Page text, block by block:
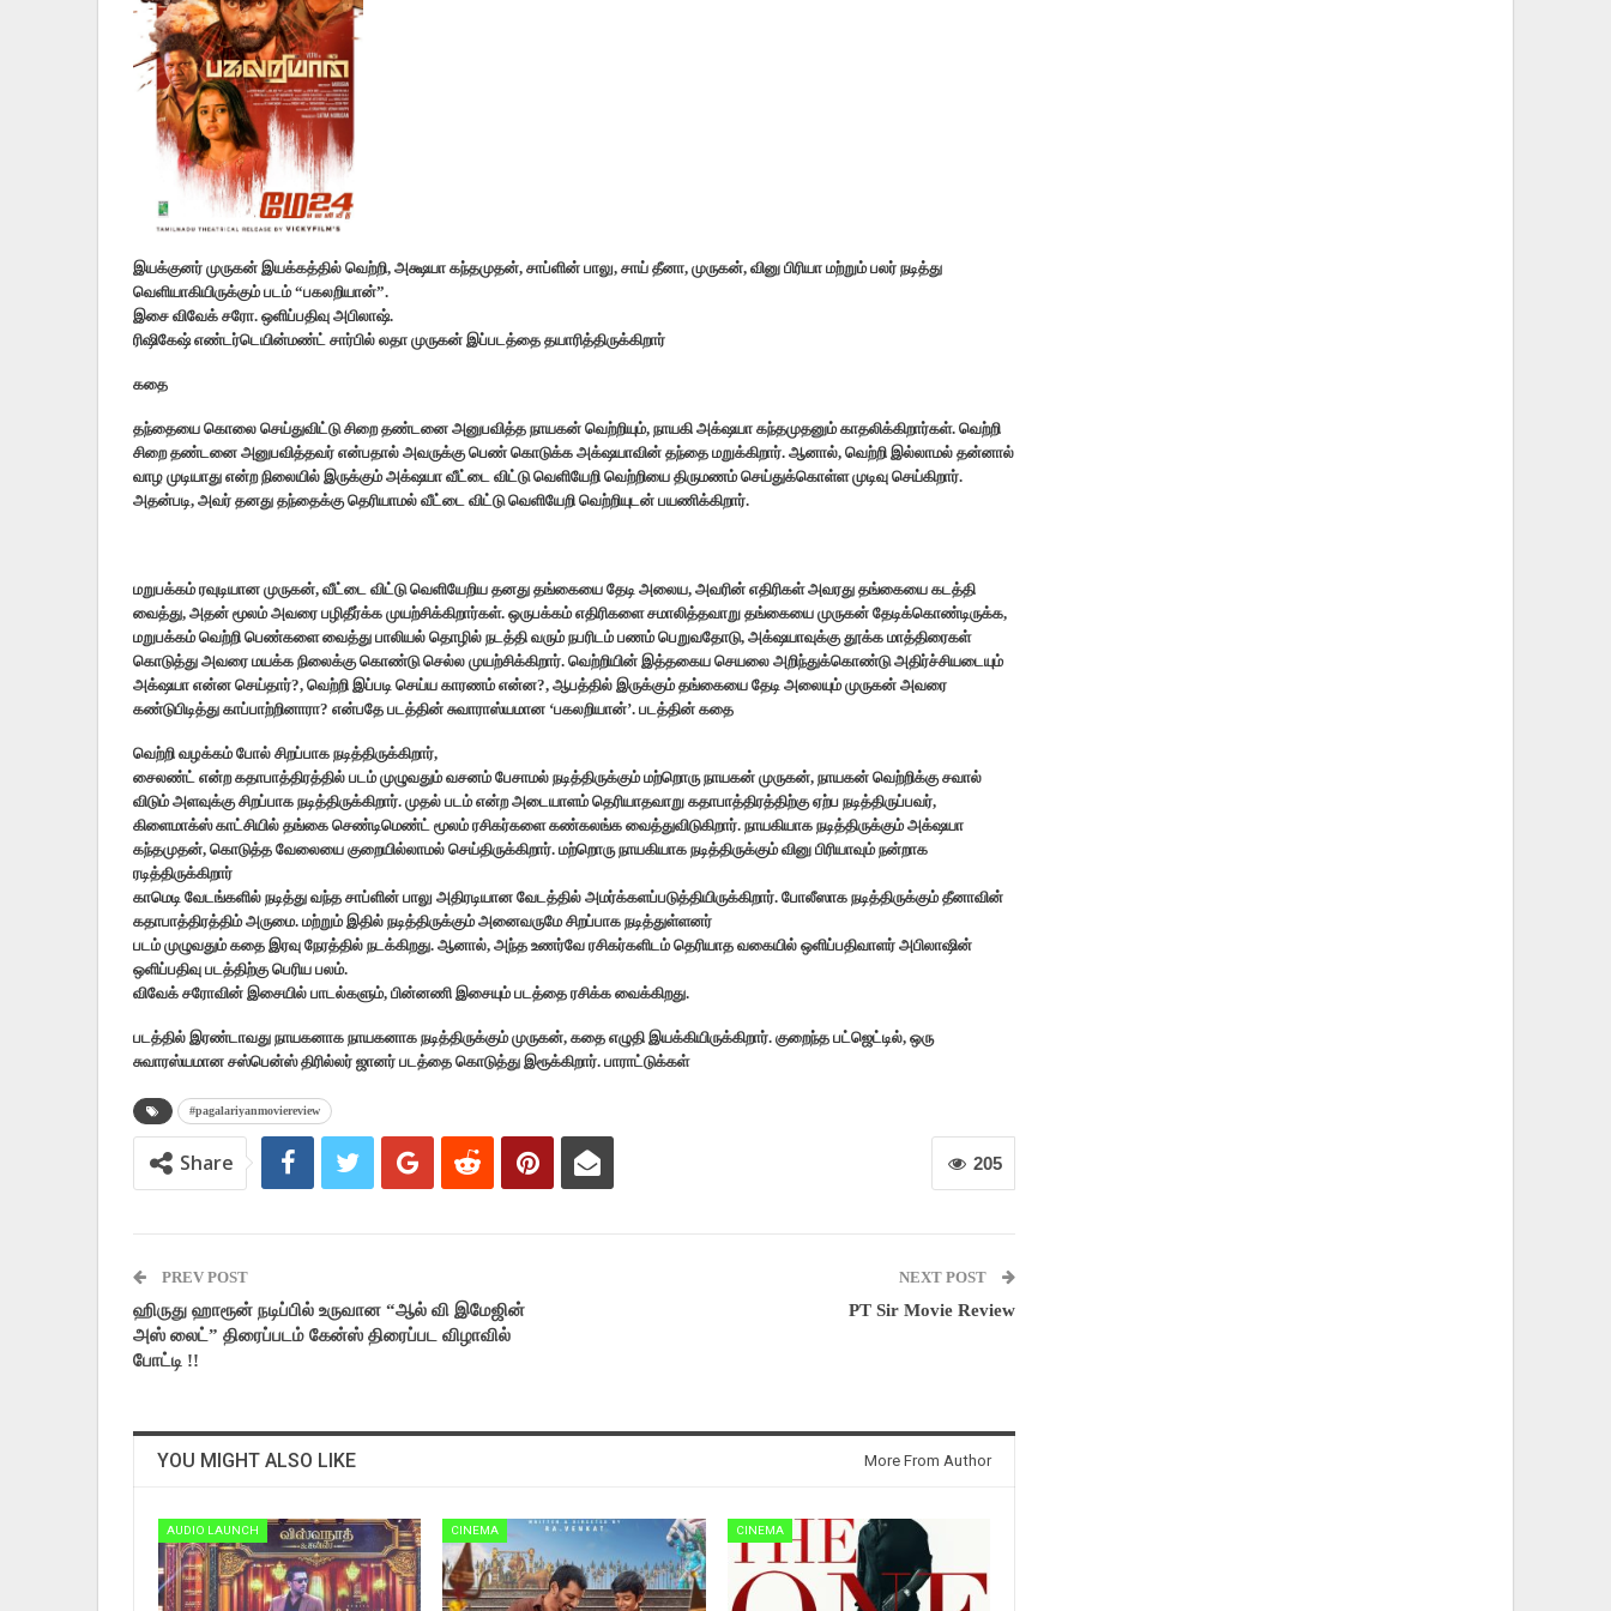
இயக்குனர் முருகன் இயக்கத்தில் வெற்றி, அக்ஷயா கந்தமுதன், சாப்ளின் பாலு, சாய் தீனா, முருகன், வினு பிரியா மற்றும் பலர் நடித்து
வெளியாகியிருக்கும் படம் “பகலறியான்”.
இசை விவேக் சரோ. ஒளிப்பதிவு அபிலாஷ்.
ரிஷிகேஷ் எண்டர்டெயின்மண்ட் சார்பில் லதா முருகன் இப்படத்தை தயாரித்திருக்கிறார்
கதை
தந்தையை கொலை செய்துவிட்டு சிறை தண்டனை அனுபவித்த நாயகன் வெற்றியும், நாயகி அக்‌ஷயா கந்தமுதனும் காதலிக்கிறார்கள். வெற்றி
சிறை தண்டனை அனுபவித்தவர் என்பதால் அவருக்கு பெண் கொடுக்க அக்‌ஷயாவின் தந்தை மறுக்கிறார். ஆனால், வெற்றி இல்லாமல் தன்னால்
வாழ முடியாது என்ற நிலையில் இருக்கும் அக்‌ஷயா வீட்டை விட்டு வெளியேறி வெற்றியை திருமணம் செய்துக்கொள்ள முடிவு செய்கிறார்.
அதன்படி, அவர் தனது தந்தைக்கு தெரியாமல் வீட்டை விட்டு வெளியேறி வெற்றியுடன் பயணிக்கிறார்.
மறுபக்கம் ரவுடியான முருகன், வீட்டை விட்டு வெளியேறிய தனது தங்கையை தேடி அலைய, அவரின் எதிரிகள் அவரது தங்கையை கடத்தி
வைத்து, அதன் மூலம் அவரை பழிதீர்க்க முயற்சிக்கிறார்கள். ஒருபக்கம் எதிரிகளை சமாலித்தவாறு தங்கையை முருகன் தேடிக்கொண்டிருக்க,
மறுபக்கம் வெற்றி பெண்களை வைத்து பாலியல் தொழில் நடத்தி வரும் நபரிடம் பணம் பெறுவதோடு, அக்‌ஷயாவுக்கு தூக்க மாத்திரைகள்
கொடுத்து அவரை மயக்க நிலைக்கு கொண்டு செல்ல முயற்சிக்கிறார். வெற்றியின் இத்தகைய செயலை அறிந்துக்கொண்டு அதிர்ச்சியடையும்
அக்‌ஷயா என்ன செய்தார்?, வெற்றி இப்படி செய்ய காரணம் என்ன?, ஆபத்தில் இருக்கும் தங்கையை தேடி அலையும் முருகன் அவரை
கண்டுபிடித்து காப்பாற்றினாரா? என்பதே படத்தின் சுவாராஸ்யமான ‘பகலறியான்’. படத்தின் கதை
வெற்றி வழக்கம் போல் சிறப்பாக நடித்திருக்கிறார்,
சைலண்ட் என்ற கதாபாத்திரத்தில் படம் முழுவதும் வசனம் பேசாமல் நடித்திருக்கும் மற்றொரு நாயகன் முருகன், நாயகன் வெற்றிக்கு சவால்
விடும் அளவுக்கு சிறப்பாக நடித்திருக்கிறார். முதல் படம் என்ற அடையாளம் தெரியாதவாறு கதாபாத்திரத்திற்கு ஏற்ப நடித்திருப்பவர்,
கிளைமாக்ஸ் காட்சியில் தங்கை செண்டிமெண்ட் மூலம் ரசிகர்களை கண்கலங்க வைத்துவிடுகிறார். நாயகியாக நடித்திருக்கும் அக்‌ஷயா
கந்தமுதன், கொடுத்த வேலையை குறையில்லாமல் செய்திருக்கிறார். மற்றொரு நாயகியாக நடித்திருக்கும் வினு பிரியாவும் நன்றாக
ரடித்திருக்கிறார்
காமெடி வேடங்களில் நடித்து வந்த சாப்ளின் பாலு அதிரடியான வேடத்தில் அமர்க்களப்படுத்தியிருக்கிறார். போலீஸாக நடித்திருக்கும் தீனாவின்
கதாபாத்திரத்திம் அருமை. மற்றும் இதில் நடித்திருக்கும் அனைவருமே சிறப்பாக நடித்துள்ளனர்
படம் முழுவதும் கதை இரவு நேரத்தில் நடக்கிறது. ஆனால், அந்த உணர்வே ரசிகர்களிடம் தெரியாத வகையில் ஒளிப்பதிவாளர் அபிலாஷின்
ஒளிப்பதிவு படத்திற்கு பெரிய பலம்.
விவேக் சரோவின் இசையில் பாடல்களும், பின்னணி இசையும் படத்தை ரசிக்க வைக்கிறது.
படத்தில் இரண்டாவது நாயகனாக நாயகனாக நடித்திருக்கும் முருகன், கதை எழுதி இயக்கியிருக்கிறார். குறைந்த பட்ஜெட்டில், ஒரு
சுவாரஸ்யமான சஸ்பென்ஸ் திரில்லர் ஜானர் படத்தை கொடுத்து இரூக்கிறார். பாராட்டுக்கள்
#pagalariyanmoviereview
205
Share
PREV POST
ஹிருது ஹாரூன் நடிப்பில் உருவான “ஆல் வி இமேஜின்
அஸ் லைட்” திரைப்படம் கேன்ஸ் திரைப்பட விழாவில்
போட்டி !!
NEXT POST
PT Sir Movie Review
YOU MIGHT ALSO LIKE More From Author
AUDIO LAUNCH CINEMA CINEMA